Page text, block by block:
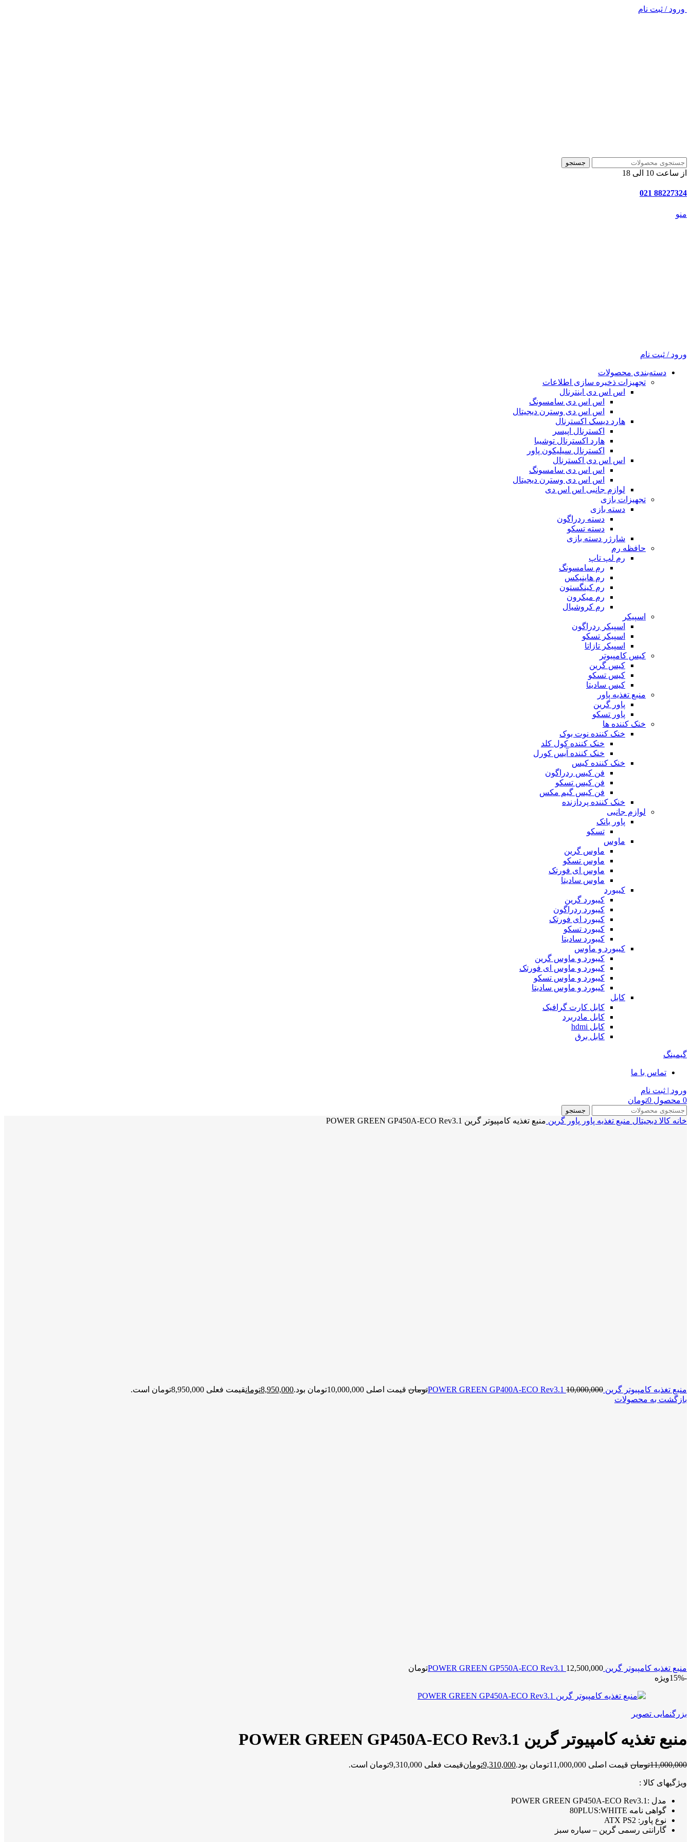
ورود / ثبت نام
جستجو
از ساعت 10 الی 18
88227324 021
منو
ورود / ثبت نام
دسته‌بندی محصولات
تجهیزات ذخیره سازی اطلاعات
اس اس دی اینترنال
اس اس دی سامسونگ
اس اس دی وسترن دیجیتال
هارد دیسک اکسترنال
اکسترنال اپیسر
هارد اکسترنال توشیبا
اکسترنال سیلیکون پاور
اس اس دی اکسترنال
اس اس دی سامسونگ
اس اس دی وسترن دیجیتال
لوازم جانبی اس اس دی
تجهیزات بازی
دسته بازی
دسته ردراگون
دسته تسکو
شارژر دسته بازی
حافظه رم
رم لپ تاپ
رم سامسونگ
رم هاینیکس
رم کینگستون
رم میکرون
رم کروشیال
اسپیکر
اسپیکر ردراگون
اسپیکر تسکو
اسپیکر تازاتا
کیس کامپیوتر
کیس گرین
کیس تسکو
کیس سادیتا
منبع تغذیه‌ پاور
پاور گرین
پاور تسکو
خنک کننده ها
خنک کننده نوت بوک
خنک کننده کول کلد
خنک کننده آیس کورل
خنک کننده کیس
فن کیس ردراگون
فن کیس تسکو
فن کیس گیم مکس
خنک کننده پردازنده
لوازم جانبی
پاور بانک
تسکو
ماوس
ماوس گرین
ماوس تسکو
ماوس ای فورتک
ماوس سادیتا
کیبورد
کیبورد گرین
کیبورد ردراگون
کیبورد ای فورتک
کیبورد تسکو
کیبورد سادیتا
کیبورد و ماوس
کیبورد و ماوس گرین
کیبورد و ماوس ای فورتک
کیبورد و ماوس تسکو
کیبورد و ماوس سادیتا
کابل
کابل کارت گرافیک
کابل مادربرد
کابل hdmi
کابل برق
گیمینگ
تماس با ما
ورود | ثبت نام
0 محصول 0تومان
جستجو
خانه کالا دیجیتال منبع تغذیه‌ پاور پاور گرین منبع تغذیه کامپیوتر گرین POWER GREEN GP450A-ECO Rev3.1
منبع تغذیه کامپیوتر گرین POWER GREEN GP400A-ECO Rev3.1 10,000,000 تومان قیمت اصلی 10,000,000تومان بود. 8,950,000تومانقیمت فعلی 8,950,000تومان است.
بازگشت به محصولات
منبع تغذیه کامپیوتر گرین POWER GREEN GP550A-ECO Rev3.1 12,500,000
تومان
-15%
ویژه
بزرگنمایی تصویر
منبع تغذیه کامپیوتر گرین POWER GREEN GP450A-ECO Rev3.1
11,000,000تومان قیمت اصلی 11,000,000تومان بود. 9,310,000تومانقیمت فعلی 9,310,000تومان است.
ویژگیهای کالا :
مدل :POWER GREEN GP450A-ECO Rev3.1
گواهی نامه 80PLUS:WHITE
نوع پاور: ATX PS2
گارانتی رسمی گرین – سیاره سبز